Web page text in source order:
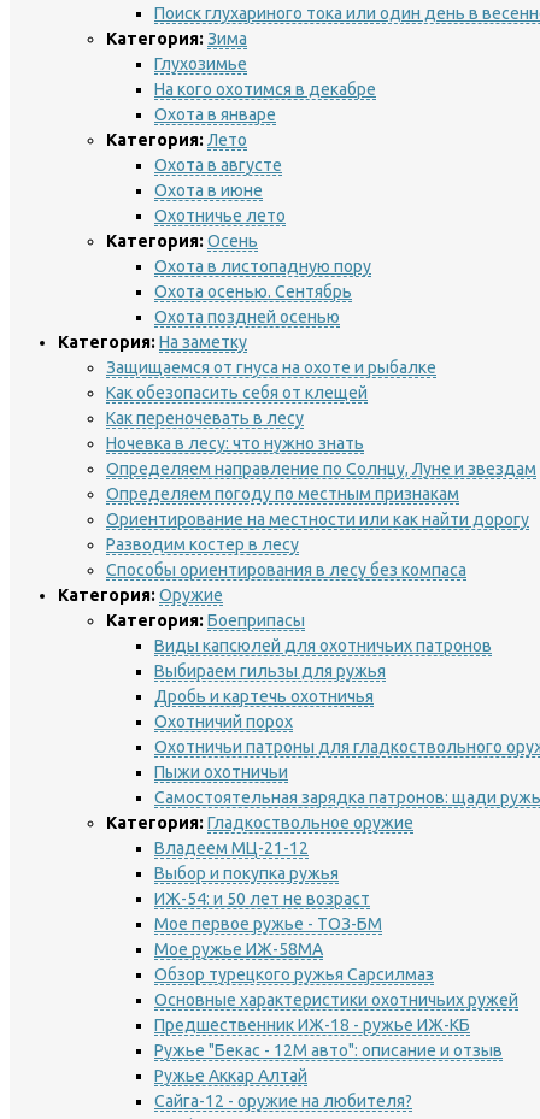
Поиск глухариного тока или один день в
Категория: Зима
Глухозимье
На кого охотимся в декабре
Охота в январе
Категория: Лето
Охота в августе
Охота в июне
Охотничье лето
Категория: Осень
Охота в листопадную пору
Охота осенью. Сентябрь
Охота поздней осенью
Категория: На заметку
Защищаемся от гнуса на охоте и рыбалке
Как обезопасить себя от клещей
Как переночевать в лесу
Ночевка в лесу: что нужно знать
Определяем направление по Солнцу, Луне и звездам
Определяем погоду по местным признакам
Ориентирование на местности или как найти дорогу
Разводим костер в лесу
Способы ориентирования в лесу без компаса
Категория: Оружие
Категория: Боеприпасы
Виды капсюлей для охотничьих патронов
Выбираем гильзы для ружья
Дробь и картечь охотничья
Охотничий порох
Охотничьи патроны для гладкоствольного
Пыжи охотничьи
Самостоятельная зарядка патронов: щади
Категория: Гладкоствольное оружие
Владеем МЦ-21-12
Выбор и покупка ружья
ИЖ-54: и 50 лет не возраст
Мое первое ружье - ТОЗ-БМ
Мое ружье ИЖ-58МА
Обзор турецкого ружья Сарсилмаз
Основные характеристики охотничьих ружей
Предшественник ИЖ-18 - ружье ИЖ-КБ
Ружье "Бекас - 12М авто": описание и отзыв
Ружье Аккар Алтай
Сайга-12 - оружие на любителя?